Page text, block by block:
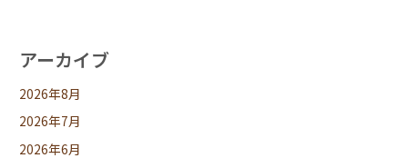
アーカイブ
2026年8月
2026年7月
2026年6月